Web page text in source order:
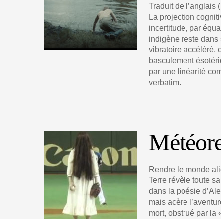
Traduit de l’anglais
La projection
incertitude, par
indigène reste dans
vibratoire accéléré,
basculement
par une linéarité
verbatim.
Rendre le monde
Terre révèle toute
dans la poésie
mais acère
mort, obstrué par la